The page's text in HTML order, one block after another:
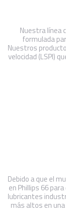
Nuestra línea
formulada
Nuestros
velocidad (LSPI)
Debido a que el
en Phillips 66
lubricantes
más altos en